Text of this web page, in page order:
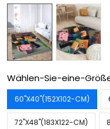
Wählen-Sie-eine-
60''X40''(152X102-CM)
72''X48''(183X122-CM)